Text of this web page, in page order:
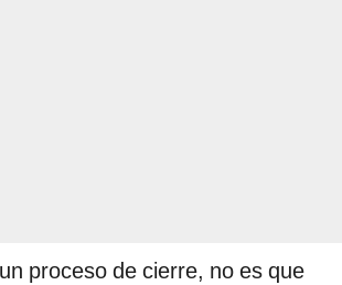
proceso de cierre, no es que